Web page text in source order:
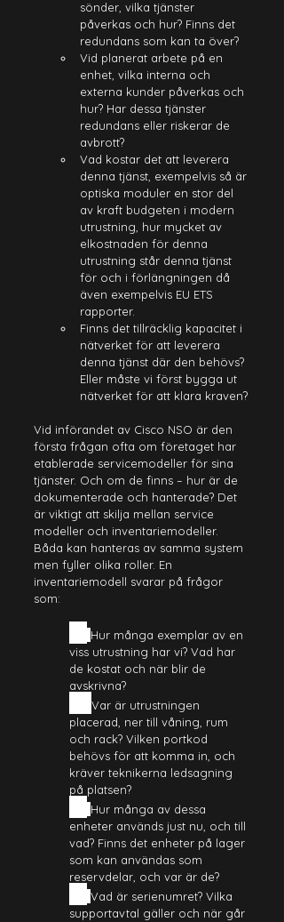
sönder, vilka tjänster
påverkas och hur? Finns det
redundans som kan ta över?
Vid planerat arbete på en
enhet, vilka interna och
externa kunder påverkas och
hur? Har dessa tjänster
redundans eller riskerar de
avbrott?
Vad kostar det att leverera
denna tjänst, exempelvis så är
optiska moduler en stor del
av kraft budgeten i modern
utrustning, hur mycket av
elkostnaden för denna
utrustning står denna tjänst
för och i förlängningen då
även exempelvis EU ETS
rapporter.
Finns det tillräcklig kapacitet i
nätverket för att leverera
denna tjänst där den behövs?
Eller måste vi först bygga ut
nätverket för att klara kraven?
Vid införandet av Cisco NSO är den
första frågan ofta om företaget har
etablerade servicemodeller för sina
tjänster. Och om de finns – hur är de
dokumenterade och hanterade? Det
är viktigt att skilja mellan service
modeller och inventariemodeller.
Båda kan hanteras av samma system
men fyller olika roller. En
inventariemodell svarar på frågor
som:
Hur många exemplar av en
viss utrustning har vi? Vad har
de kostat och när blir de
avskrivna?
Var är utrustningen
placerad, ner till våning, rum
och rack? Vilken portkod
behövs för att komma in, och
kräver teknikerna ledsagning
på platsen?
Hur många av dessa
enheter används just nu, och till
vad? Finns det enheter på lager
som kan användas som
reservdelar, och var är de?
Vad är serienumret? Vilka
supportavtal gäller och när går